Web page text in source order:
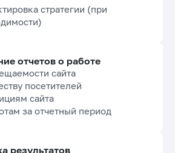
стратегии (при
отчетов о работе
сайта
посетителей
сайта
за отчетный период
результатов